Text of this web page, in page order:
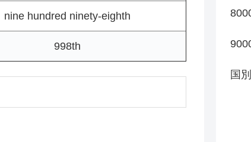
nine hundred ninety-eighth
998th
国